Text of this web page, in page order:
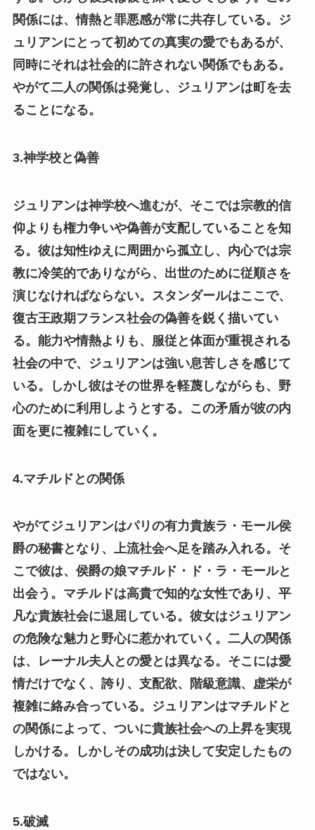
関係には、情熱と罪悪感が常に共存している。ジ
ュリアンにとって初めての真実の愛でもあるが、
同時にそれは社会的に許されない関係でもある。
やがて二人の関係は発覚し、ジュリアンは町を去
ることになる。
3.神学校と偽善
ジュリアンは神学校へ進むが、そこでは宗教的信
仰よりも権力争いや偽善が支配していることを知
る。彼は知性ゆえに周囲から孤立し、内心では宗
教に冷笑的でありながら、出世のために従順さを
演じなければならない。スタンダールはここで、
復古王政期フランス社会の偽善を鋭く描いてい
る。能力や情熱よりも、服従と体面が重視される
社会の中で、ジュリアンは強い息苦しさを感じて
いる。しかし彼はその世界を軽蔑しながらも、野
心のために利用しようとする。この矛盾が彼の内
面を更に複雑にしていく。
4.マチルドとの関係
やがてジュリアンはパリの有力貴族ラ・モール侯
爵の秘書となり、上流社会へ足を踏み入れる。そ
こで彼は、侯爵の娘マチルド・ド・ラ・モールと
出会う。マチルドは高貴で知的な女性であり、平
凡な貴族社会に退屈している。彼女はジュリアン
の危険な魅力と野心に惹かれていく。二人の関係
は、レーナル夫人との愛とは異なる。そこには愛
情だけでなく、誇り、支配欲、階級意識、虚栄が
複雑に絡み合っている。ジュリアンはマチルドと
の関係によって、ついに貴族社会への上昇を実現
しかける。しかしその成功は決して安定したもの
ではない。
5.破滅